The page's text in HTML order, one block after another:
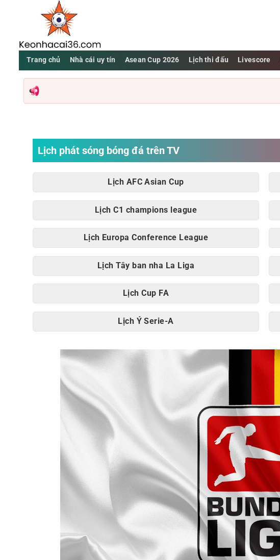
Trang chủ
Nhà cái uy tín
Asean Cup 2026
Livescore
Ngoại Hạng Anh
Trang chủ Nhà cái uy tín Asean Cup 2026 Lịch thi đấu Livescore
Lịch phát sóng bóng đá trên TV
Lịch AFC Asian Cup
Lịch C1 champions league
Lịch Europa Conference League
Lịch Tây ban nha La Liga
Lịch Cup FA
Lịch Ý Serie-A